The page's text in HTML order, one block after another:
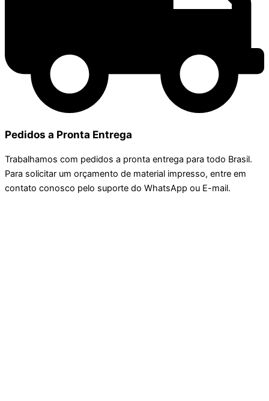
Pedidos a Pronta Entrega
Trabalhamos com pedidos a pronta entrega para todo Brasil.
Para solicitar um orçamento de material impresso, entre em
contato conosco pelo suporte do WhatsApp ou E-mail.